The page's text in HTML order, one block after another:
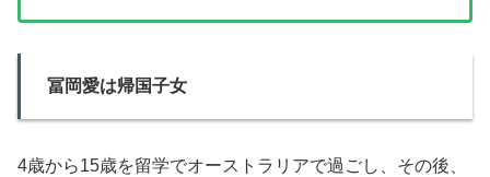
冨岡愛は帰国子女
4歳から15歳を留学でオーストラリアで過ごし、その後、